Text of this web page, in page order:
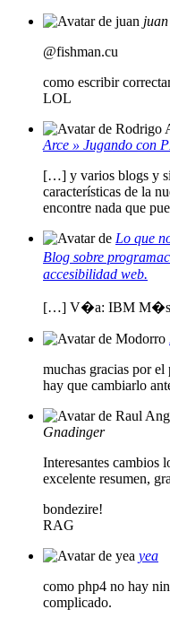
juan
@fishman.cu
como escribir
LOL
Arce » Jugando con
[…] y varios blogs y
características de la
encontre nada que
Lo que
Blog sobre
accesibilidad web.
[…] V�a: IBM M�s
muchas gracias por
hay que cambiarlo
Gnadinger
Interesantes cambios
excelente resumen,
bondezire!
RAG
yea
como php4 no hay
complicado.